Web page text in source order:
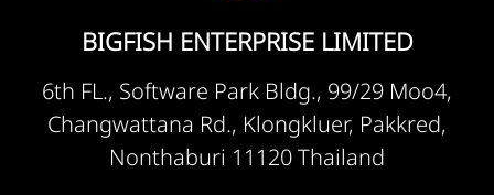
BIGFISH ENTERPRISE LIMITED
6th FL., Software Park Bldg., 99/29 Moo4,
Changwattana Rd., Klongkluer, Pakkred,
Nonthaburi 11120 Thailand